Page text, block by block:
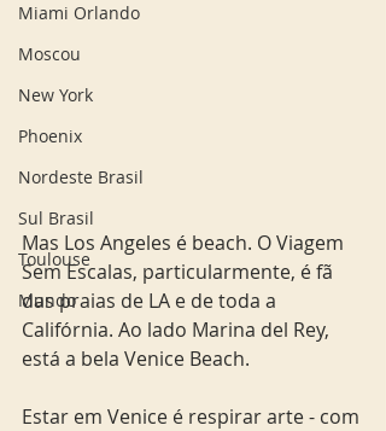
Miami Orlando
Moscou
New York
Phoenix
Nordeste Brasil
Sul Brasil
Toulouse
Mundo
Mas Los Angeles é beach. O Viagem
Sem Escalas, particularmente, é fã
das praias de LA e de toda a
Califórnia. Ao lado Marina del Rey,
está a bela Venice Beach.
Estar em Venice é respirar arte - com